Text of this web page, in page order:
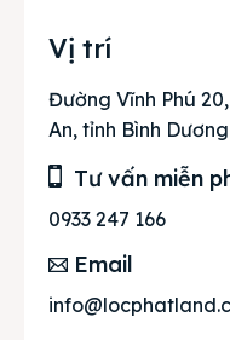
Vị trí
Đường Vĩnh Phú
An, tỉnh Bình Dương
Tư vấn miễn
0933 247 166
Email